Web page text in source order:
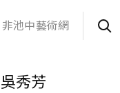
非池中藝術網
吳秀芳